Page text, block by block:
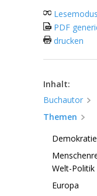
PDF
drucken
Inhalt:
Buchautor
Themen
Welt-Politik
Europa